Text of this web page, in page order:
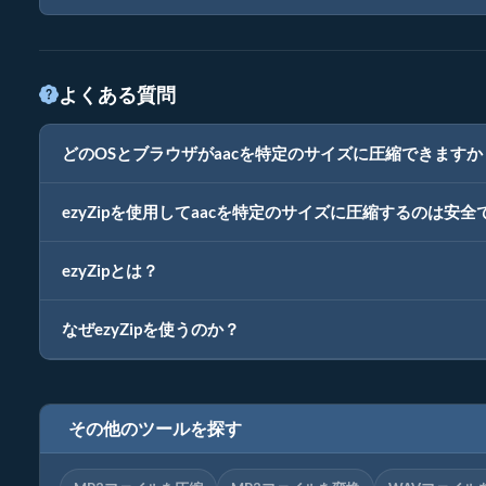
よくある質問
どのOSとブラウザがaacを特定のサイズに圧縮できますか
ezyZipを使用してaacを特定のサイズに圧縮するのは安全
ezyZipとは？
なぜezyZipを使うのか？
その他のツールを探す